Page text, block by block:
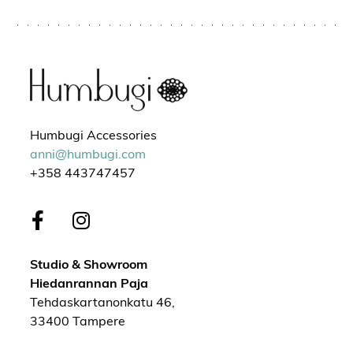
Humbugi Accessories
anni@humbugi.com
+358 443747457
Studio & Showroom
Hiedanrannan Paja
Tehdaskartanonkatu 46,
33400 Tampere